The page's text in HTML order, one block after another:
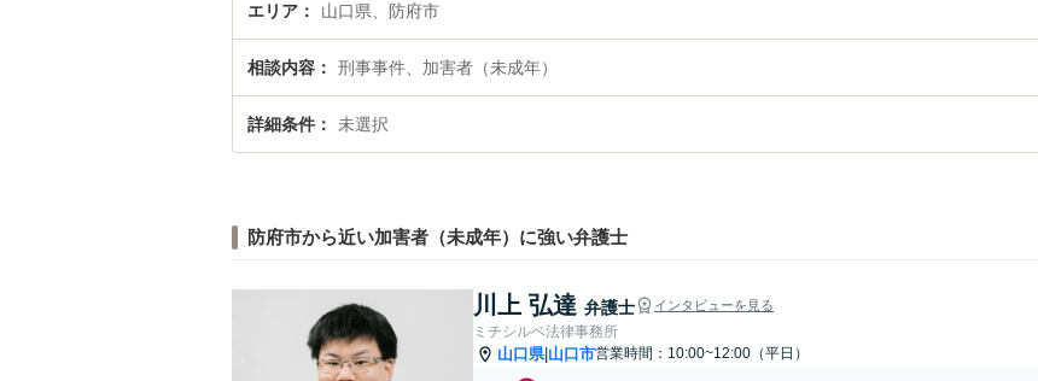
エリア 山口県、防府市
相談内容 刑事事件、加害者（未成年）
詳細条件 未選択
防府市から近い加害者（未成年）に強い弁護士
川上 弘達 弁護士 インタビューを見る
ミチシルベ法律事務所
山口県| 山口市営業時間：10:00~12:00（平日）